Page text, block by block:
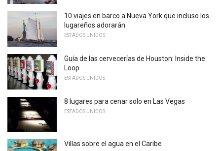
10 viajes en barco a Nueva York que incluso los
lugareños adorarán
ESTADOS UNIDOS
Guía de las cervecerías de Houston: Inside the
Loop
ESTADOS UNIDOS
8 lugares para cenar solo en Las Vegas
ESTADOS UNIDOS
Villas sobre el agua en el Caribe